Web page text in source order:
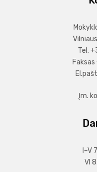
Tel.
Įm.
I–V
VI